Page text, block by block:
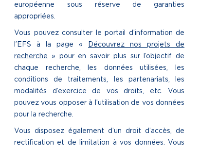
européenne sous réserve de garanties
appropriées.
Vous pouvez consulter le portail d’information de
l’EFS à la page «
Découvrez nos projets de
recherche
» pour en savoir plus sur l’objectif de
chaque recherche, les données utilisées, les
conditions de traitements, les partenariats, les
modalités d’exercice de vos droits, etc. Vous
pouvez vous opposer à l’utilisation de vos données
pour la recherche.
Vous disposez également d’un droit d’accès, de
rectification et de limitation à vos données. Vous